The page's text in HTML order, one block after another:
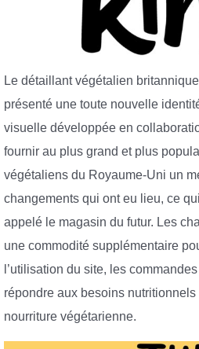
Le détaillant végétalien
présenté une toute nouvelle
visuelle développée en
fournir au plus grand et plus
végétaliens du Royaume-Uni un
changements qui ont eu lieu, ce
appelé le magasin du futur. Les
une commodité supplémentaire
l’utilisation du site, les
répondre aux besoins
nourriture végétarienne.